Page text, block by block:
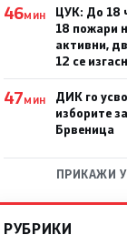
46МИН
ЦУК: До 18
18 пожари
активни,
12 се
47МИН
ДИК го
изборите
Брвеница
ПРИКАЖИ
РУБРИКИ